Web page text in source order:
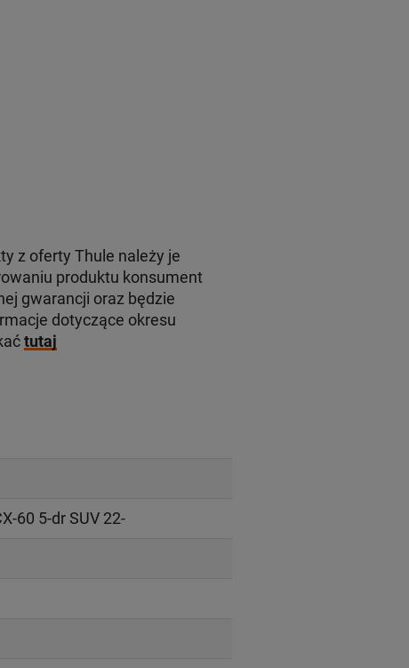
z oferty Thule należy je
produktu konsument
gwarancji oraz będzie
dotyczące okresu
tutaj
60 5-dr SUV 22-